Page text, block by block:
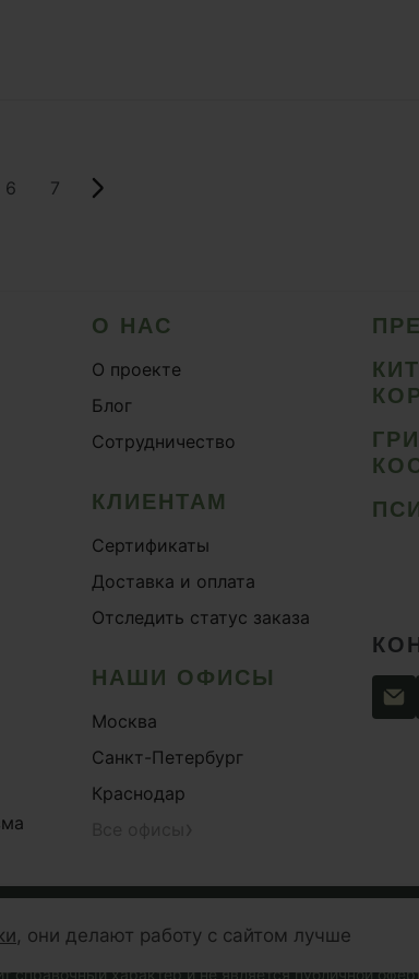
6 7
О НАС
О проекте
Блог
Сотрудничество
КЛИЕНТАМ
Сертификаты
Доставка и оплата
Отследить статус заказа
НАШИ ОФИСЫ
Москва
Санкт-Петербург
Краснодар
торговая марка. Копирование материалов
справочный характер и не является публичной
, они делают работу с сайтом лучше